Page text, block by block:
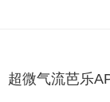
超微气流芭乐